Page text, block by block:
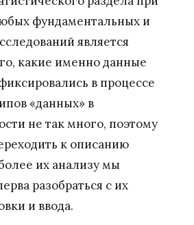
фундаментальных и
является
какие именно данные
в процессе
«данных» в
не так много, поэтому
к описанию
их анализу мы
разобраться с их
и ввода.